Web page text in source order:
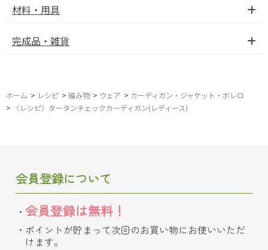
材料・用具
完成品・雑貨
ホーム > レシピ > 編み物 > ウェア > カーディガン・ジャケット・ボレロ
>
〈レシピ〉タータンチェックカーディガン(レディース)
会員登録について
会員登録は無料！
ポイントが貯まって次回のお買い物にお使いいただ
けます。